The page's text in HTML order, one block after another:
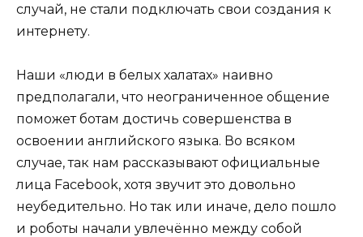
случай, не стали подключать свои создания к
интернету.
Наши «люди в белых халатах» наивно
предполагали, что неограниченное общение
поможет ботам достичь совершенства в
освоении английского языка. Во всяком
случае, так нам рассказывают официальные
лица Facebook, хотя звучит это довольно
неубедительно. Но так или иначе, дело пошло
и роботы начали увлечённо между собой